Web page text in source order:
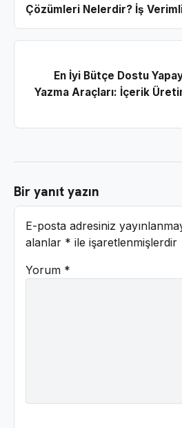
Çözümleri Nelerdir? İş
En İyi Bütçe Dostu
Yazma Araçları: İçerik
Bir yanıt yazın
E-posta adresiniz
alanlar * ile işaretlenmişlerdir
Yorum *